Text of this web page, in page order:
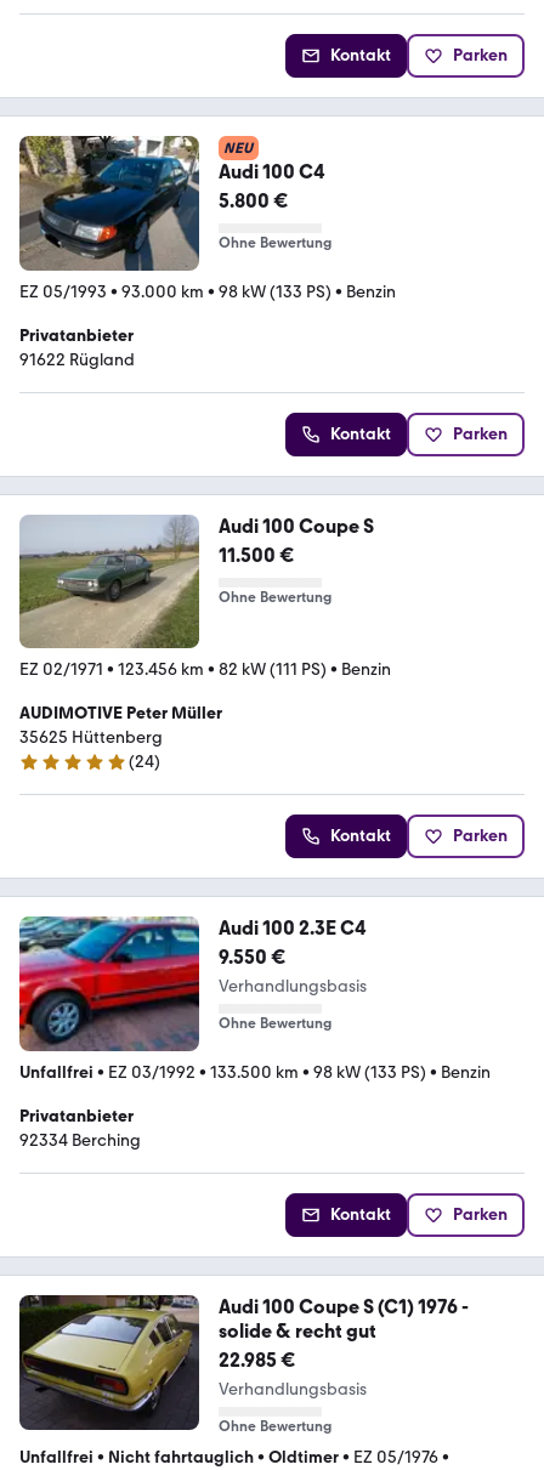
Kontakt Parken
NEU
Audi 100 C4
5.800 €
Ohne Bewertung
EZ 05/1993 • 93.000 km • 98 kW (133 PS) • Benzin
Privatanbieter
91622 Rügland
Kontakt Parken
Audi 100 Coupe S
11.500 €
Ohne Bewertung
EZ 02/1971 • 123.456 km • 82 kW (111 PS) • Benzin
AUDIMOTIVE Peter Müller
35625 Hüttenberg
5 Sterne
(24)
Kontakt Parken
Audi 100 2.3E C4
9.550 €
Verhandlungsbasis
Ohne Bewertung
Unfallfrei • EZ 03/1992 • 133.500 km • 98 kW (133 PS) • Benzin
Privatanbieter
92334 Berching
Kontakt Parken
Audi 100 Coupe S (C1) 1976 -
solide & recht gut
22.985 €
Verhandlungsbasis
Ohne Bewertung
Unfallfrei • Nicht fahrtauglich• Oldtimer• EZ 05/1976•